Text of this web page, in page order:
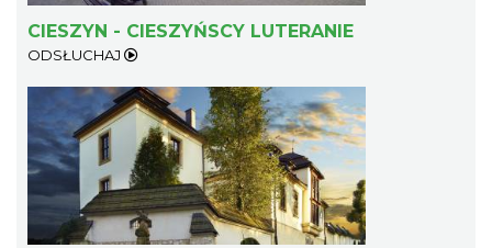
Koncert na głos i organy - Paweł Konik &
Maciej Zakrzewski
Cieszyn
2026-09-06
0.34 km
CIESZYN - CIESZYŃSCY LUTERANIE
ODSŁUCHAJ